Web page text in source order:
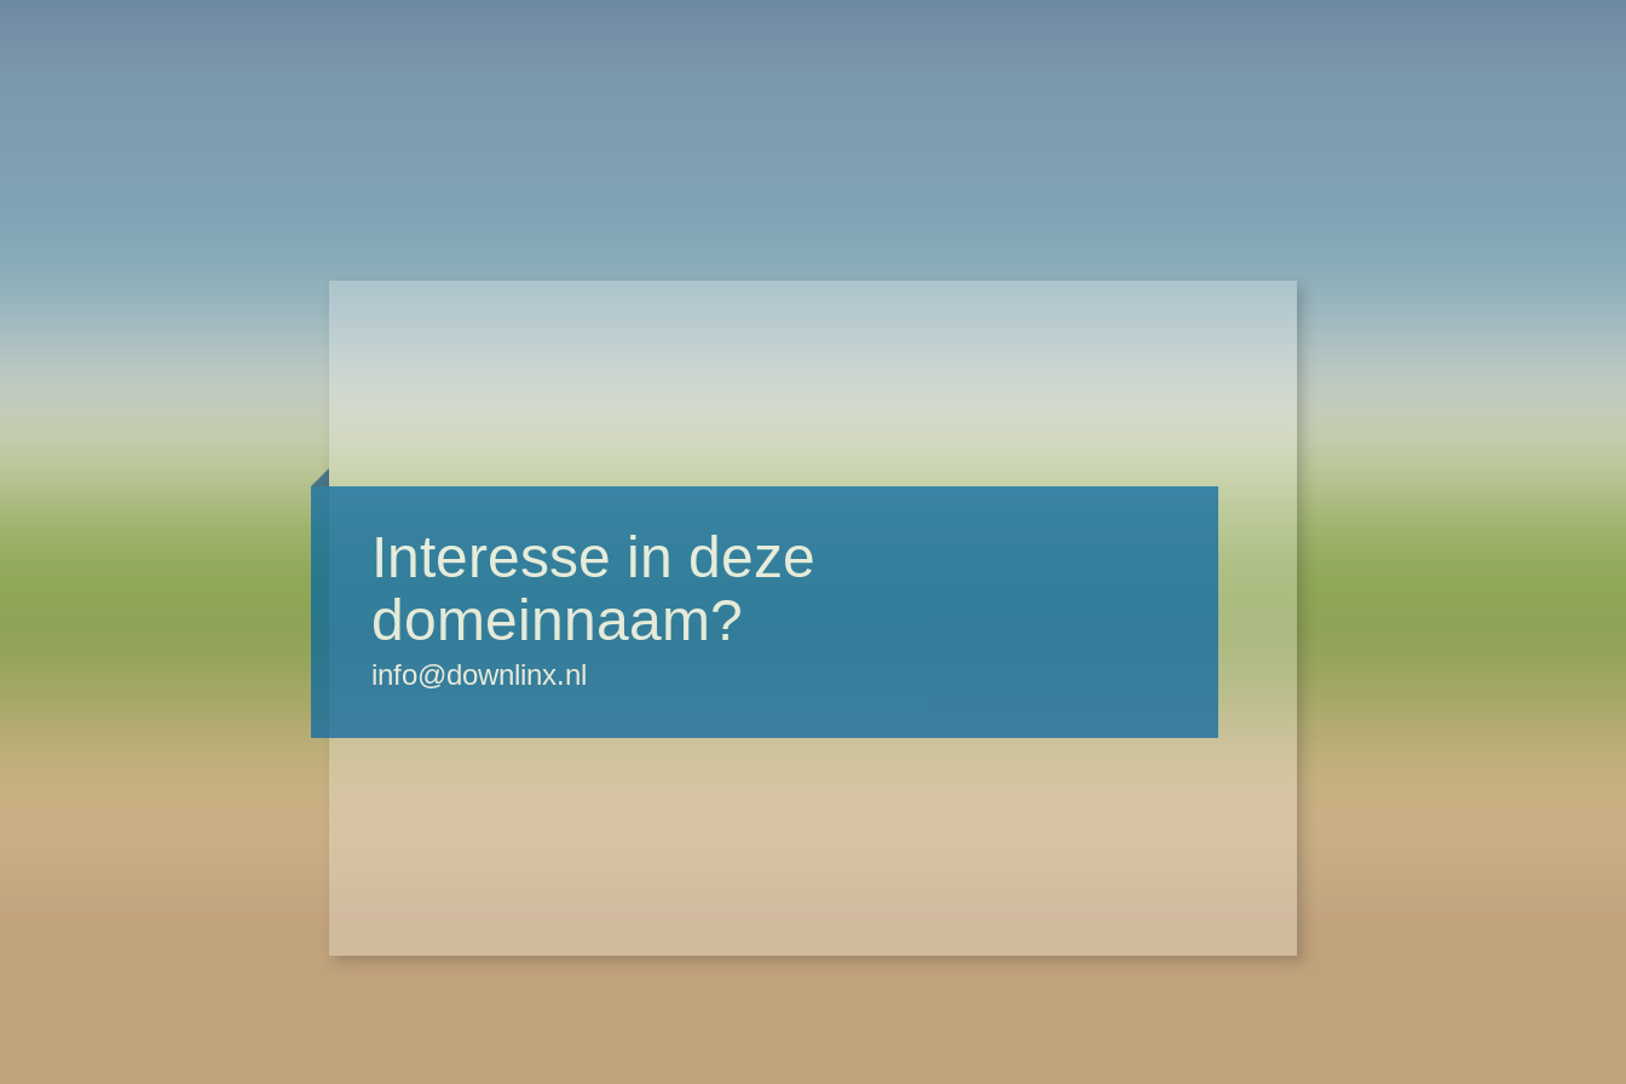
Interesse in deze
domeinnaam?
info@downlinx.nl